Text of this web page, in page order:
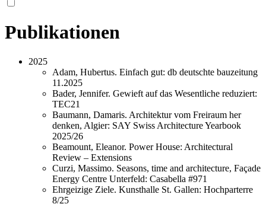
Publikationen
2025
Adam, Hubertus. Einfach gut: db deutschte bauzeitung
11.2025
Bader, Jennifer. Gewieft auf das Wesentliche reduziert:
TEC21
Baumann, Damaris. Architektur vom Freiraum her
denken, Algier: SAY Swiss Architecture Yearbook
2025/26
Beamount, Eleanor. Power House: Architectural
Review – Extensions
Curzi, Massimo. Seasons, time and architecture, Façade
Energy Centre Unterfeld: Casabella #971
Ehrgeizige Ziele. Kunsthalle St. Gallen: Hochparterre
8/25